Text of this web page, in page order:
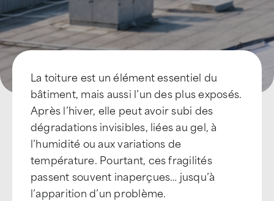
La toiture est un élément essentiel du
bâtiment, mais aussi l’un des plus exposés.
Après l’hiver, elle peut avoir subi des
dégradations invisibles, liées au gel, à
l’humidité ou aux variations de
température. Pourtant, ces fragilités
passent souvent inaperçues… jusqu’à
l’apparition d’un problème.